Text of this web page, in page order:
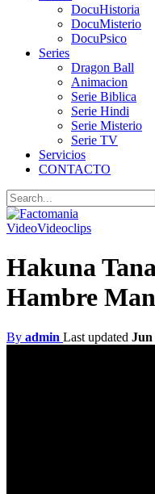
DocuHistoria
DocuMisterio
DocuPsico
Series
Dragon Ball
Animacion
Serie Biblica
Serie Hindi
Serie Misterio
Serie TV
Servicios
CONTACTO
VideoVideoclips
Hakuna
Hambre
By admin Last updated Jun